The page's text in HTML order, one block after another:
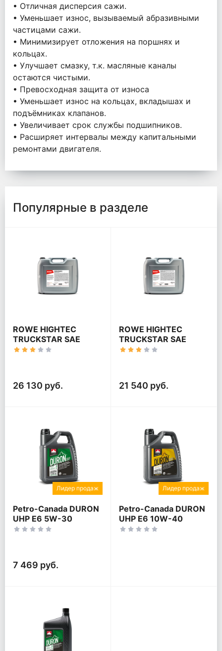
• Отличная дисперсия сажи.
• Уменьшает износ, вызываемый абразивными
частицами сажи.
• Минимизирует отложения на поршнях и
кольцах.
• Улучшает смазку, т.к. масляные каналы
остаются чистыми.
• Превосходная защита от износа
• Уменьшает износ на кольцах, вкладышах и
подъёмниках клапанов.
• Увеличивает срок службы подшипников.
• Расширяет интервалы между капитальными
ремонтами двигателя.
Популярные в разделе
ROWE HIGHTEC
TRUCKSTAR SAE
10W-40 MULTI-LA
26 130 руб.
ROWE HIGHTEC
TRUCKSTAR SAE
10W-40 HC
21 540 руб.
Лидер продаж
Petro-Canada DURON
UHP E6 5W-30
7 469 руб.
Лидер продаж
Petro-Canada DURON
UHP E6 10W-40